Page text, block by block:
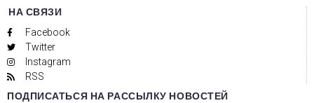
НА СВЯЗИ
Facebook
Twitter
Instagram
RSS
ПОДПИСАТЬСЯ НА РАССЫЛКУ НОВОСТЕЙ